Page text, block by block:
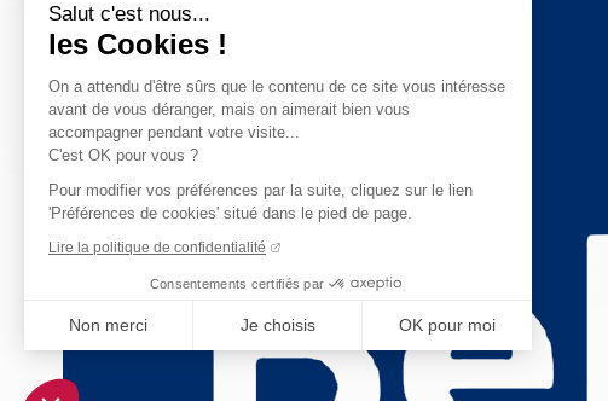
Salut c'est nous...
les Cookies !
On a attendu d'être sûrs que le contenu de ce site vous intéresse
avant de vous déranger, mais on aimerait bien vous
accompagner pendant votre visite...
C'est OK pour vous ?
Pour modifier vos préférences par la suite, cliquez sur le lien
'Préférences de cookies' situé dans le pied de page.
Lire la politique de confidentialité
Consentements certifiés par
Non merci Je choisis OK pour moi
Plateforme de Gestion du Consentement : Personnalisez vos Options